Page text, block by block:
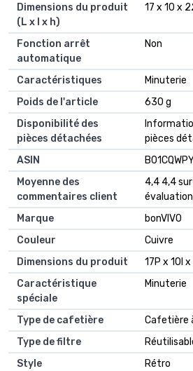
Dimensions du produit
(L x l x h)
‎17 x 10 x
Fonction arrêt
automatique
‎Non
Caractéristiques
‎Minuterie
Poids de l'article
‎630 g
Disponibilité des
pièces détachées
pièces
ASIN
Moyenne des
commentaires client
4,4 4,4
Marque
bonVIVO
Couleur
Cuivre
Dimensions du produit
17P x 10l
Caractéristique
spéciale
Minuterie
Type de cafetière
Cafetière
Type de filtre
Style
Rétro